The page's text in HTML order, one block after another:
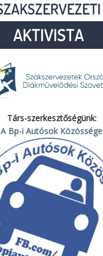
Társ-szerkesztőségünk:
A Bp-i Autósok Közössége